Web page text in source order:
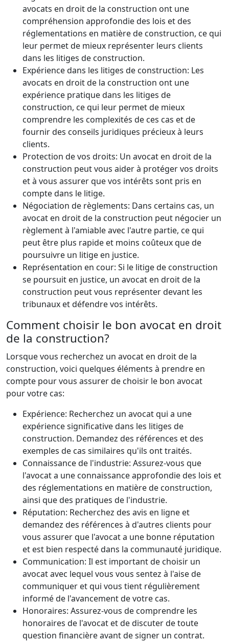
avocats en droit de la construction ont une
compréhension approfondie des lois et des
réglementations en matière de construction, ce qui
leur permet de mieux représenter leurs clients
dans les litiges de construction.
Expérience dans les litiges de construction: Les
avocats en droit de la construction ont une
expérience pratique dans les litiges de
construction, ce qui leur permet de mieux
comprendre les complexités de ces cas et de
fournir des conseils juridiques précieux à leurs
clients.
Protection de vos droits: Un avocat en droit de la
construction peut vous aider à protéger vos droits
et à vous assurer que vos intérêts sont pris en
compte dans le litige.
Négociation de règlements: Dans certains cas, un
avocat en droit de la construction peut négocier un
règlement à l'amiable avec l'autre partie, ce qui
peut être plus rapide et moins coûteux que de
poursuivre un litige en justice.
Représentation en cour: Si le litige de construction
se poursuit en justice, un avocat en droit de la
construction peut vous représenter devant les
tribunaux et défendre vos intérêts.
Comment choisir le bon avocat en droit
de la construction?
Lorsque vous recherchez un avocat en droit de la
construction, voici quelques éléments à prendre en
compte pour vous assurer de choisir le bon avocat
pour votre cas:
Expérience: Recherchez un avocat qui a une
expérience significative dans les litiges de
construction. Demandez des références et des
exemples de cas similaires qu'ils ont traités.
Connaissance de l'industrie: Assurez-vous que
l'avocat a une connaissance approfondie des lois et
des réglementations en matière de construction,
ainsi que des pratiques de l'industrie.
Réputation: Recherchez des avis en ligne et
demandez des références à d'autres clients pour
vous assurer que l'avocat a une bonne réputation
et est bien respecté dans la communauté juridique.
Communication: Il est important de choisir un
avocat avec lequel vous vous sentez à l'aise de
communiquer et qui vous tient régulièrement
informé de l'avancement de votre cas.
Honoraires: Assurez-vous de comprendre les
honoraires de l'avocat et de discuter de toute
question financière avant de signer un contrat.